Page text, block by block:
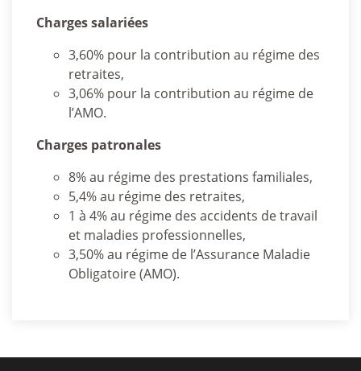
Charges salariées
3,60% pour la contribution au régime des
retraites,
3,06% pour la contribution au régime de
l’AMO.
Charges patronales
8% au régime des prestations familiales,
5,4% au régime des retraites,
1 à 4% au régime des accidents de travail
et maladies professionnelles,
3,50% au régime de l’Assurance Maladie
Obligatoire (AMO).